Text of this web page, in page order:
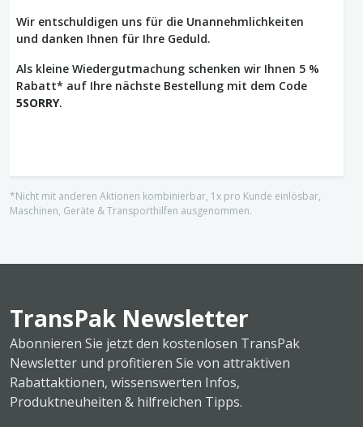
Wir entschuldigen uns für die Unannehmlichkeiten
und danken Ihnen für Ihre Geduld.
Als kleine Wiedergutmachung schenken wir Ihnen 5 %
Rabatt* auf Ihre nächste Bestellung mit dem Code
5SORRY.
*Nicht mit anderen Aktionen kombinierbar, 1x pro Kunde einlösbar,
Maschinen, Geräte & Transporthilfen ausgenommen.
TransPak Newsletter
Abonnieren Sie jetzt den kostenlosen TransPak
Newsletter und profitieren Sie von attraktiven
Rabattaktionen, wissenswerten Infos,
Produktneuheiten & hilfreichen Tipps.